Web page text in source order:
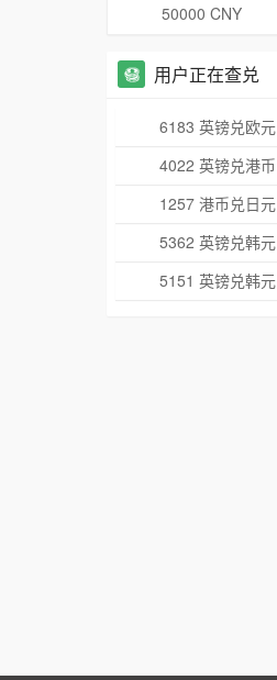
50000 CNY
用户正在查兑
6183 英镑兑欧元
4022 英镑兑港币
1257 港币兑日元
5362 英镑兑韩元
5151 英镑兑韩元